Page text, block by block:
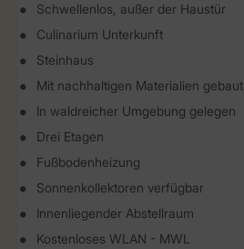
Schwellenlos, außer der Haustür
Culinarium Unterkunft
Steinhaus
Mit nachhaltigen Materialien gebaut
In waldreicher Umgebung gelegen
Drei Etagen
Fußbodenheizung
Sonnenkollektoren verfügbar
Innenliegender Abstellraum
Kostenloses WLAN - MWL